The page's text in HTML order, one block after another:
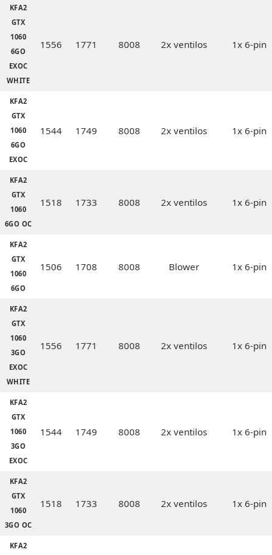
KFA2
GTX
1060
6GO
EXOC
WHITE
1556 1771 8008 2x ventilos 1x 6-pin
KFA2
GTX
1060
6GO
EXOC
1544 1749 8008 2x ventilos 1x 6-pin
KFA2
GTX
1060
6GO OC
1518 1733 8008 2x ventilos 1x 6-pin
KFA2
GTX
1060
6GO
1506 1708 8008 Blower 1x 6-pin
KFA2
GTX
1060
3GO
EXOC
WHITE
1556 1771 8008 2x ventilos 1x 6-pin
KFA2
GTX
1060
3GO
EXOC
1544 1749 8008 2x ventilos 1x 6-pin
KFA2
GTX
1060
3GO OC
1518 1733 8008 2x ventilos 1x 6-pin
KFA2